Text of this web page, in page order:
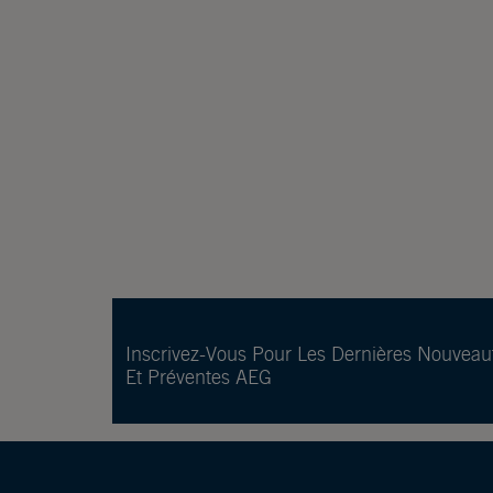
Inscrivez-Vous Pour Les Dernières
Et Préventes AEG